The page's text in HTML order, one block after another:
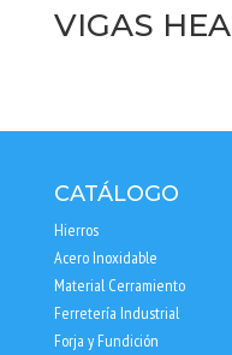
VIGAS HEA
CATÁLOGO
Hierros
Acero Inoxidable
Material Cerramiento
Ferretería Industrial
Forja y Fundición